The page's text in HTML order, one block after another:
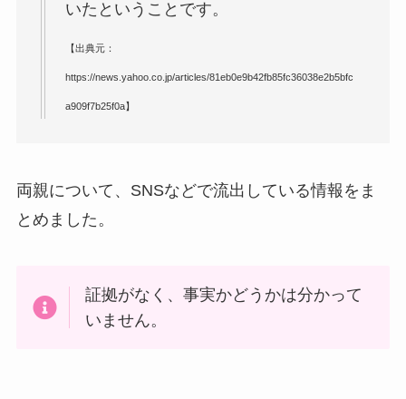
いたということです。
【出典元：
https://news.yahoo.co.jp/articles/81eb0e9b42fb85fc36038e2b5bfc
a909f7b25f0a】
両親について、SNSなどで流出している情報をま
とめました。
証拠がなく、事実かどうかは分かって
いません。